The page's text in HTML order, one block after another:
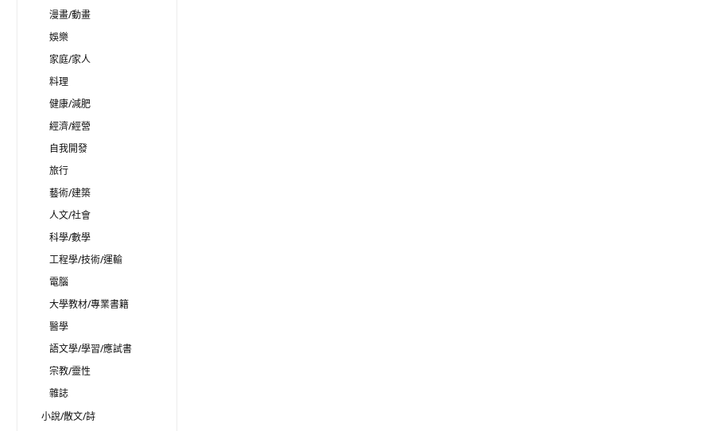
漫畫/動畫
娛樂
家庭/家人
料理
健康/減肥
經濟/經營
自我開發
旅行
藝術/建築
人文/社會
科學/數學
工程學/技術/運輸
電腦
大學教材/專業書籍
醫學
語文學/學習/應試書
宗教/靈性
雜誌
小說/散文/詩